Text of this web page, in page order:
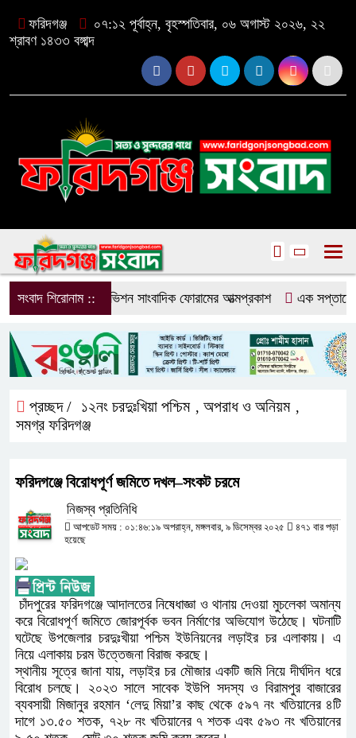
ফরিদগঞ্জ
০৭:১২ পূর্বাহ্ন, বৃহস্পতিবার, ০৬ অগাস্ট ২০২৬, ২২
শ্রাবণ ১৪৩৩ বঙ্গাব্দ
সংবাদ শিরোনাম ::
ফরিদগঞ্জে টেলিভিশন সাংবাদিক ফোরামের আত্মপ্রকাশ এক সপ্তাহে ২০
প্রচ্ছদ / ১২নং চরদুঃখিয়া পশ্চিম , অপরাধ ও অনিয়ম ,
সমগ্র ফরিদগঞ্জ
ফরিদগঞ্জে বিরোধপূর্ণ জমিতে দখল–সংকট চরমে
নিজস্ব প্রতিনিধি
আপডেট সময় : ০১:৪৬:১৯ অপরাহ্ন, মঙ্গলবার, ৯ ডিসেম্বর ২০২৫
৪৭১ বার পড়া
হয়েছে
চাঁদপুরের ফরিদগঞ্জে আদালতের নিষেধাজ্ঞা ও থানায় দেওয়া মুচলেকা অমান্য
করে বিরোধপূর্ণ জমিতে জোরপূর্বক ভবন নির্মাণের অভিযোগ উঠেছে। ঘটনাটি
ঘটেছে উপজেলার চরদুঃখীয়া পশ্চিম ইউনিয়নের লড়াইর চর এলাকায়। এ
নিয়ে এলাকায় চরম উত্তেজনা বিরাজ করছে।
স্থানীয় সূত্রে জানা যায়, লড়াইর চর মৌজার একটি জমি নিয়ে দীর্ঘদিন ধরে
বিরোধ চলছে। ২০২৩ সালে সাবেক ইউপি সদস্য ও বিরামপুর বাজারের
ব্যবসায়ী মিজানুর রহমান ‘লেদু মিয়া’র কাছ থেকে ৫৯৭ নং খতিয়ানের ৪টি
দাগে ১৩.৫০ শতক, ৭২৮ নং খতিয়ানের ৭ শতক এবং ৫৯৩ নং খতিয়ানের